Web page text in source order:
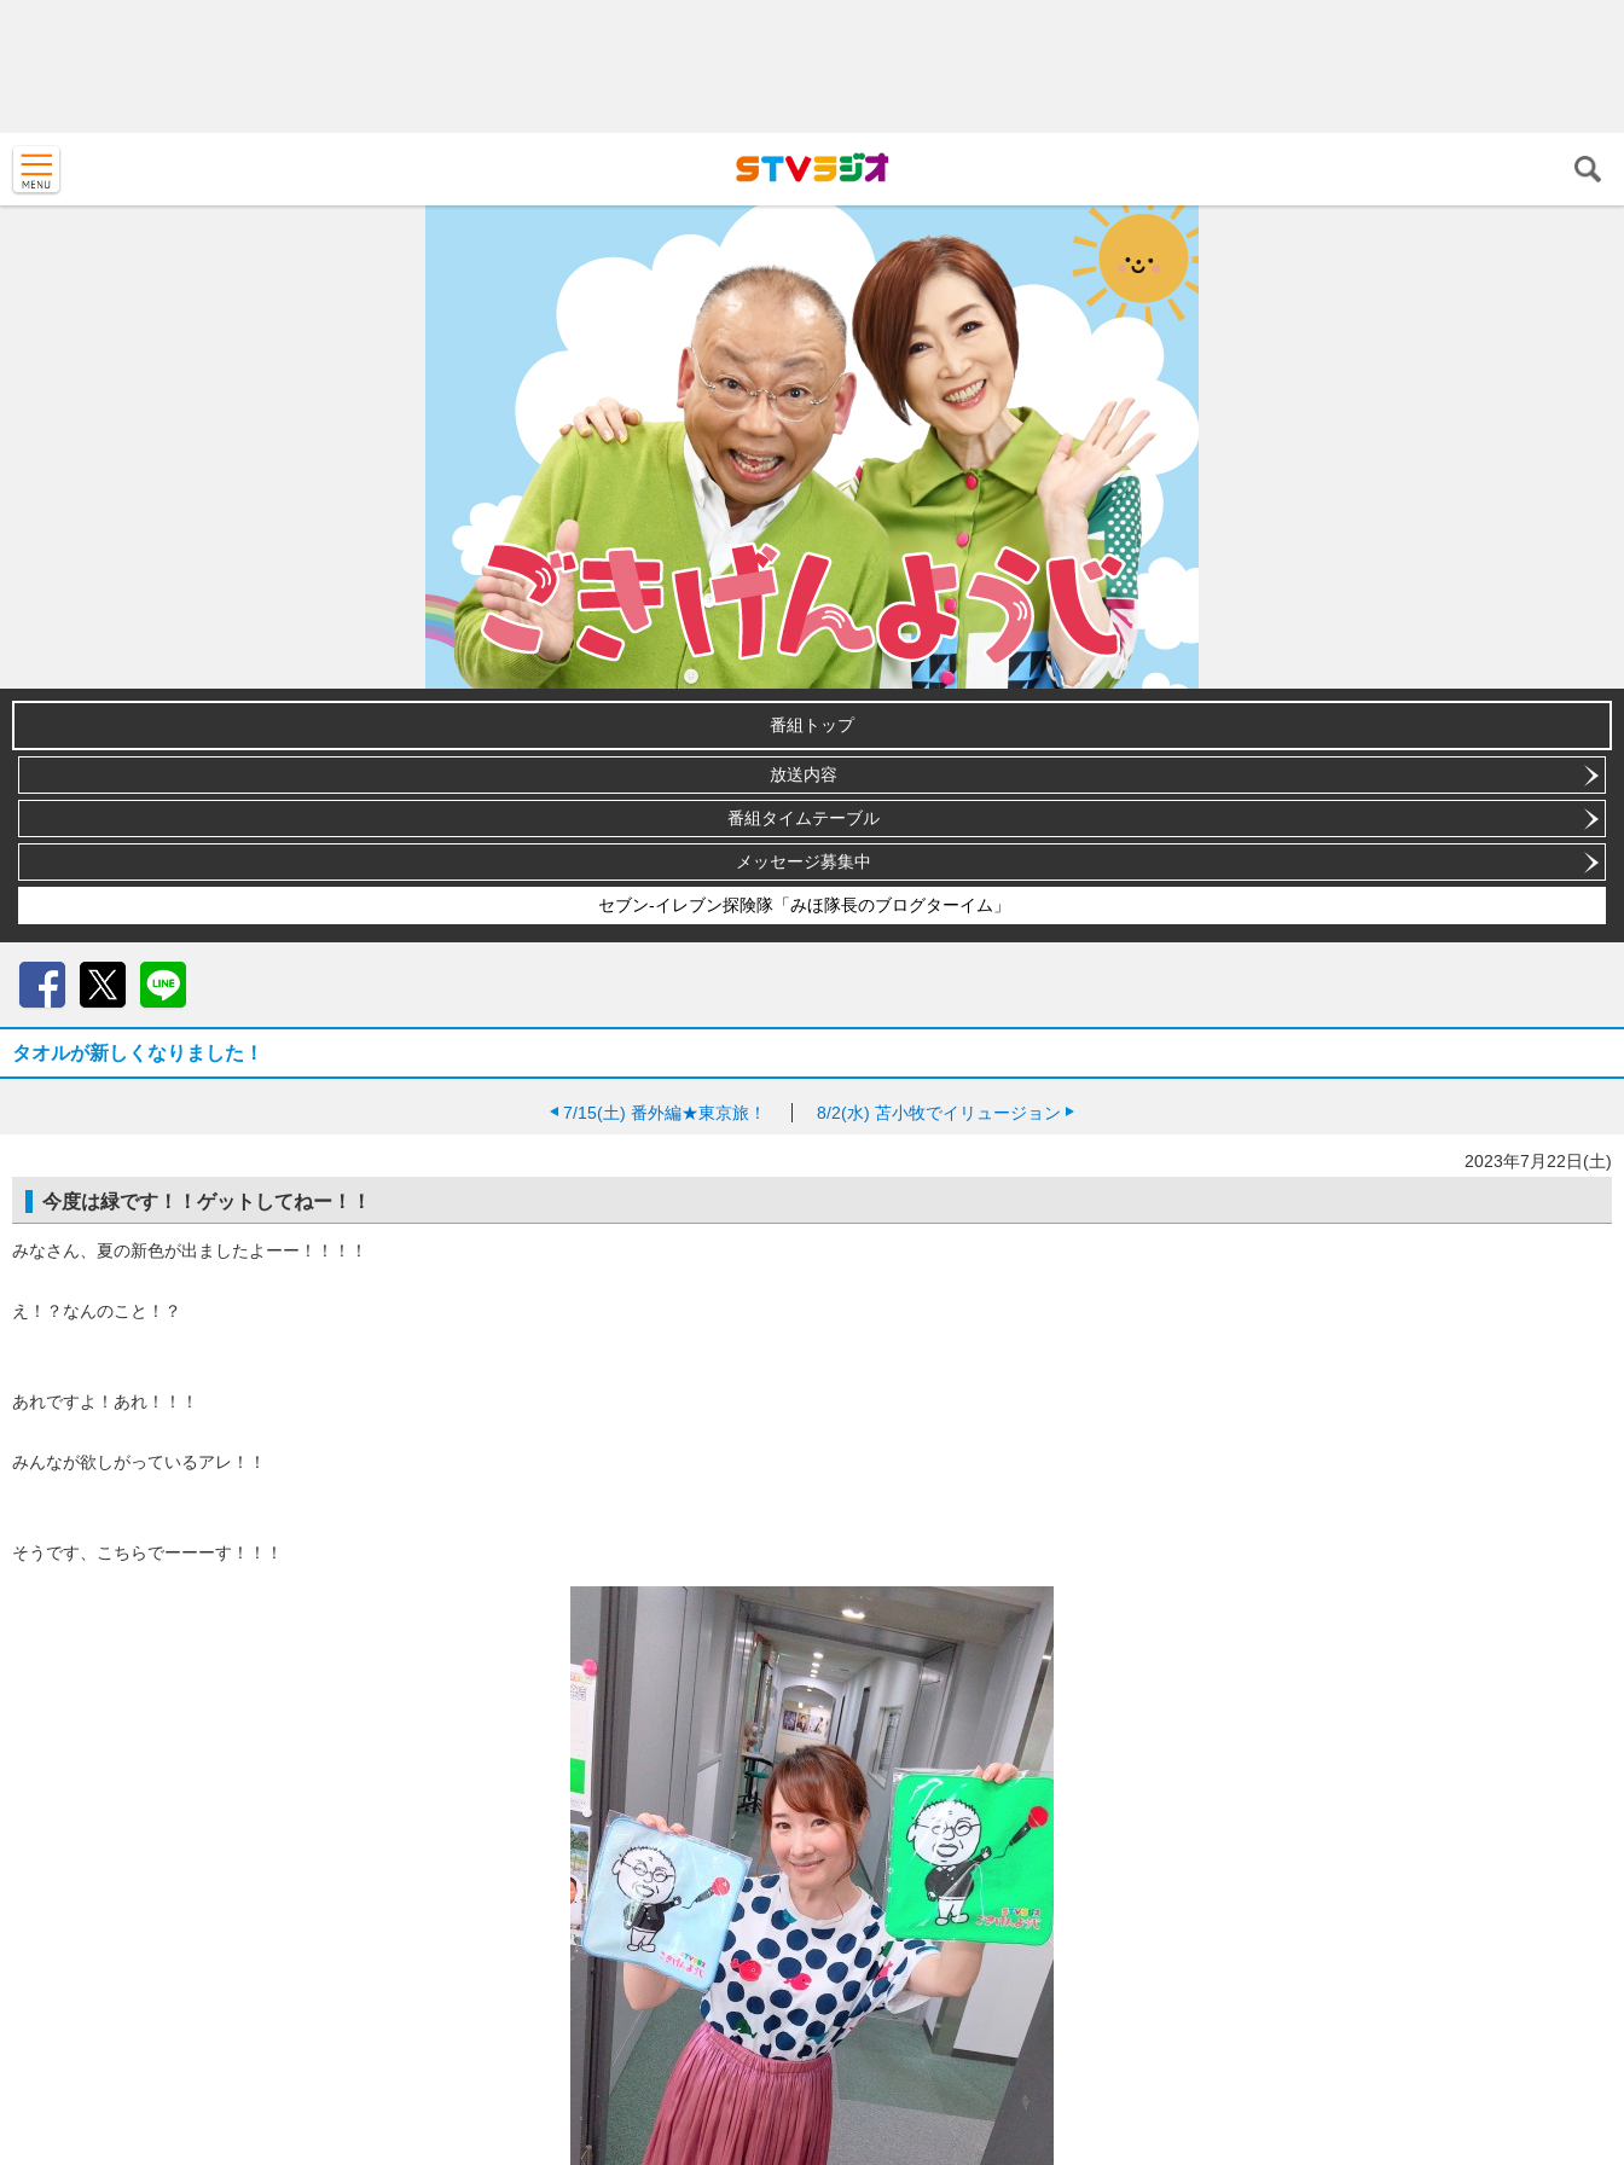
番組トップ
放送内容
番組タイムテーブル
メッセージ募集中
セブン-イレブン探険隊「みほ隊長のブログターイム」
タオルが新しくなりました！
7/15(土) 番外編★東京旅！ 8/2(水) 苫小牧でイリュージョン
2023年7月22日(土)
今度は緑です！！ゲットしてねー！！
みなさん、夏の新色が出ましたよーー！！！！
え！？なんのこと！？
あれですよ！あれ！！！
みんなが欲しがっているアレ！！
そうです、こちらでーーーす！！！